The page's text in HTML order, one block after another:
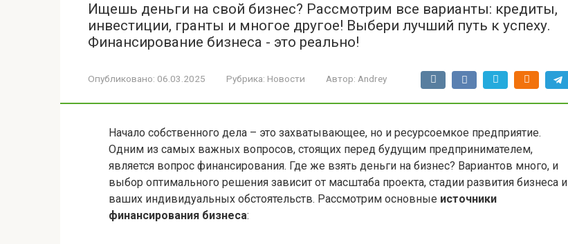
Ищешь деньги на свой бизнес? Рассмотрим все варианты: кредиты,
инвестиции, гранты и многое другое! Выбери лучший путь к успеху.
Финансирование бизнеса - это реально!
Опубликовано: 06.03.2025 Рубрика: Новости Автор: Andrey
Начало собственного дела – это захватывающее, но и ресурсоемкое предприятие.
Одним из самых важных вопросов, стоящих перед будущим предпринимателем,
является вопрос финансирования. Где же взять деньги на бизнес? Вариантов много, и
выбор оптимального решения зависит от масштаба проекта, стадии развития бизнеса и
ваших индивидуальных обстоятельств. Рассмотрим основные источники
финансирования бизнеса: